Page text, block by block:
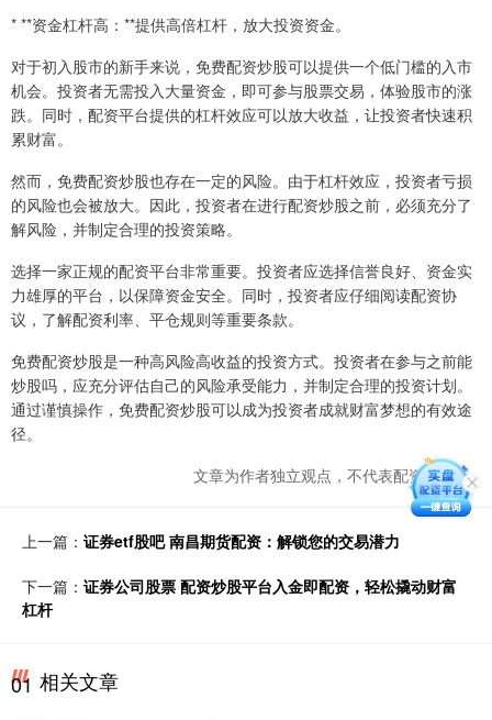
* **资金杠杆高：**提供高倍杠杆，放大投资资金。
对于初入股市的新手来说，免费配资炒股可以提供一个低门槛的入市
机会。投资者无需投入大量资金，即可参与股票交易，体验股市的涨
跌。同时，配资平台提供的杠杆效应可以放大收益，让投资者快速积
累财富。
然而，免费配资炒股也存在一定的风险。由于杠杆效应，投资者亏损
的风险也会被放大。因此，投资者在进行配资炒股之前，必须充分了
解风险，并制定合理的投资策略。
选择一家正规的配资平台非常重要。投资者应选择信誉良好、资金实
力雄厚的平台，以保障资金安全。同时，投资者应仔细阅读配资协
议，了解配资利率、平仓规则等重要条款。
免费配资炒股是一种高风险高收益的投资方式。投资者在参与之前能
炒股吗，应充分评估自己的风险承受能力，并制定合理的投资计划。
通过谨慎操作，免费配资炒股可以成为投资者成就财富梦想的有效途
径。
文章为作者独立观点，不代表配资网观点
上一篇： 证券etf股吧 南昌期货配资：解锁您的交易潜力
下一篇： 证券公司股票 配资炒股平台入金即配资，轻松撬动财富
杠杆
01 相关文章